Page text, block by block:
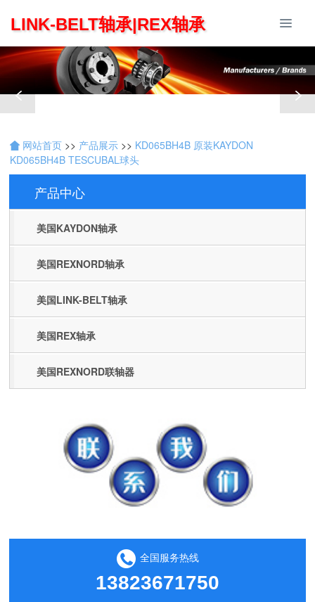
LINK-BELT轴承|REX轴承
网站首页 >> 产品展示 >> KD065BH4B 原装KAYDON
KD065BH4B TESCUBAL球头
产品中心
Products
美国KAYDON轴承
美国REXNORD轴承
美国LINK-BELT轴承
美国REX轴承
美国REXNORD联轴器
全国服务热线
13823671750